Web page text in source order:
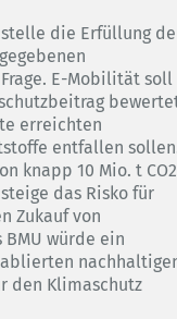
die Erfüllung
E-Mobilität soll
erreichten
entfallen
knapp 10 Mio. t
das Risko für
Zukauf von
würde ein
den Klimaschutz